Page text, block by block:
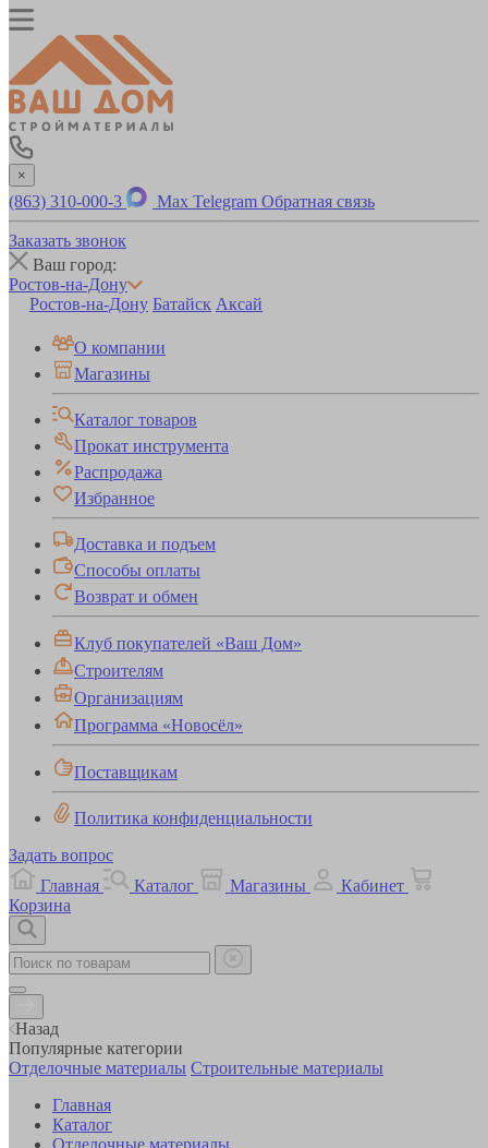
×
(863) 310-000-3 Max Telegram Обратная связь
Заказать звонок
Ваш город:
Ростов-на-Дону
Ростов-на-Дону Батайск Аксай
О компании
Магазины
Каталог товаров
Прокат инструмента
Распродажа
Избранное
Доставка и подъем
Способы оплаты
Возврат и обмен
Клуб покупателей «Ваш Дом»
Строителям
Организациям
Программа «Новосёл»
Поставщикам
Политика конфиденциальности
Задать вопрос
Главная
Каталог Магазины
Кабинет
Корзина
Назад
Популярные категории
Отделочные материалы Строительные материалы
Главная
Каталог
Отделочные материалы